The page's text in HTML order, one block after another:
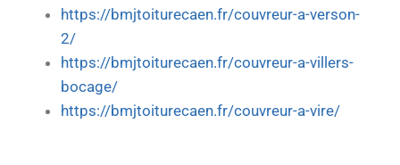
https://bmjtoiturecaen.fr/couvreur-a-verson-
2/
https://bmjtoiturecaen.fr/couvreur-a-villers-
bocage/
https://bmjtoiturecaen.fr/couvreur-a-vire/